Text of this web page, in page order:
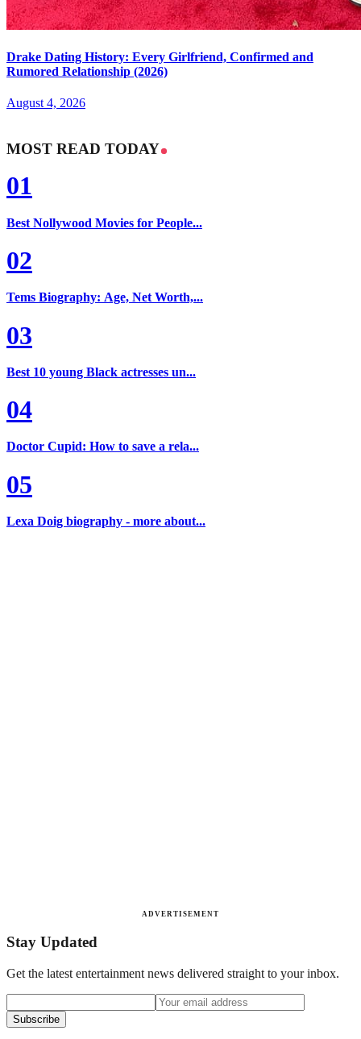
Drake Dating History: Every Girlfriend, Confirmed and
Rumored Relationship (2026)
August 4, 2026
MOST READ TODAY
01
Best Nollywood Movies for People...
02
Tems Biography: Age, Net Worth,...
03
Best 10 young Black actresses un...
04
Doctor Cupid: How to save a rela...
05
Lexa Doig biography - more about...
ADVERTISEMENT
Stay Updated
Get the latest entertainment news delivered straight to your inbox.
Subscribe